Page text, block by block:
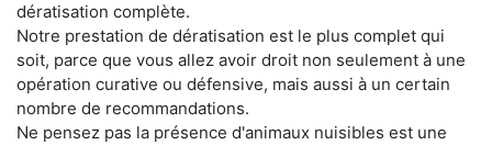
dératisation complète.
Notre prestation de dératisation est le plus complet qui
soit, parce que vous allez avoir droit non seulement à une
opération curative ou défensive, mais aussi à un certain
nombre de recommandations.
Ne pensez pas la présence d'animaux nuisibles est une